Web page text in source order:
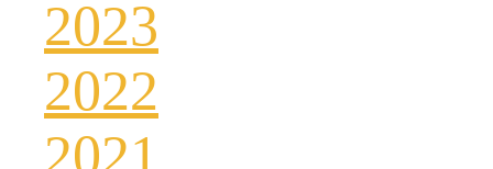
2023
2022
2021